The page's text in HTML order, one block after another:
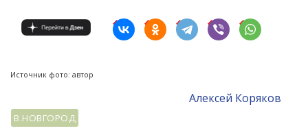
Источник фото: автор
Алексей Коряков
В.НОВГОРОД